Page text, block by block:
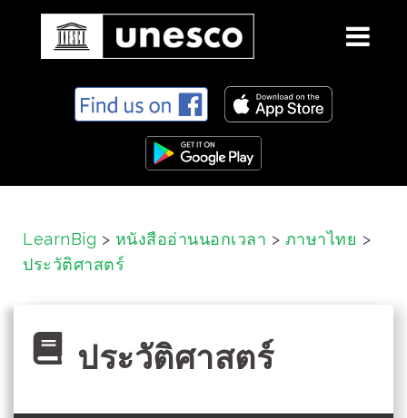
e
LearnBig > หนังสืออ่านนอกเวลา > ภาษาไทย >
ประวัติศาสตร์
ประวัติศาสตร์